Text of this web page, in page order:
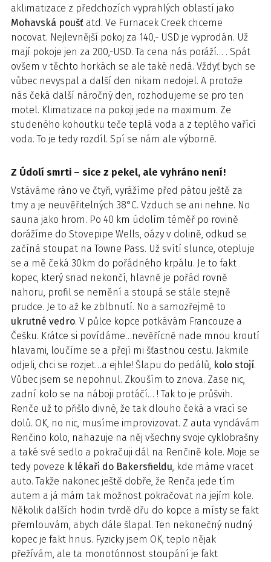
aklimatizace z předchozích vyprahlých oblastí jako
Mohavská poušť atd. Ve Furnacek Creek chceme
nocovat. Nejlevnější pokoj za 140,- USD je vyprodán. Už
mají pokoje jen za 200,-USD. Ta cena nás poráží… . Spát
ovšem v těchto horkách se ale také nedá. Vždyť bych se
vůbec nevyspal a další den nikam nedojel. A protože
nás čeká další náročný den, rozhodujeme se pro ten
motel. Klimatizace na pokoji jede na maximum. Ze
studeného kohoutku teče teplá voda a z teplého vařící
voda. To je tedy rozdíl. Spí se nám ale výborně.
Z Údolí smrti – sice z pekel, ale vyhráno není!
Vstáváme ráno ve čtyři, vyrážíme před pátou ještě za
tmy a je neuvěřitelných 38°C. Vzduch se ani nehne. No
sauna jako hrom. Po 40 km údolím téměř po rovině
dorážíme do Stovepipe Wells, oázy v dolině, odkud se
začíná stoupat na Towne Pass. Už svítí slunce, otepluje
se a mě čeká 30km do pořádného krpálu. Je to fakt
kopec, který snad nekončí, hlavně je pořád rovně
nahoru, profil se nemění a stoupá se stále stejně
prudce. Je to až ke zblbnutí. No a samozřejmě to
ukrutné vedro. V půlce kopce potkávám Francouze a
Češku. Krátce si povídáme…nevěřícně nade mnou kroutí
hlavami, loučíme se a přejí mi šťastnou cestu. Jakmile
odjeli, chci se rozjet…a ejhle! Šlapu do pedálů, kolo stojí.
Vůbec jsem se nepohnul. Zkouším to znova. Zase nic,
zadní kolo se na náboji protáčí… ! Tak to je průšvih.
Renče už to přišlo divné, že tak dlouho čeká a vrací se
dolů. OK, no nic, musíme improvizovat. Z auta vyndávám
Renčino kolo, nahazuje na něj všechny svoje cyklobrašny
a také své sedlo a pokračuji dál na Renčině kole. Moje se
tedy poveze k lékaři do Bakersfieldu, kde máme vracet
auto. Takže nakonec ještě dobře, že Renča jede tím
autem a já mám tak možnost pokračovat na jejím kole.
Několik dalších hodin tvrdě dřu do kopce a místy se fakt
přemlouvám, abych dále šlapal. Ten nekonečný nudný
kopec je fakt hnus. Fyzicky jsem OK, teplo nějak
přežívám, ale ta monotónnost stoupání je fakt